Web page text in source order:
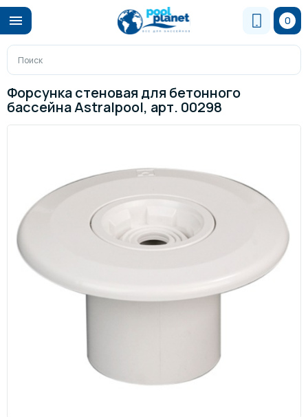
0
Форсунка стеновая для бетонного
бассейна Astralpool, арт. 00298